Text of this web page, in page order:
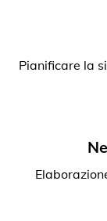
Pianificare la